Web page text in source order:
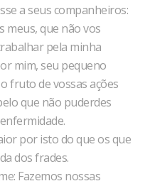
a seus companheiros:
meus, que não vos
pela minha
mim, seu pequeno
fruto de vossas ações
que não puderdes
por isto do que os que
dos frades.
Fazemos nossas